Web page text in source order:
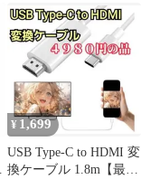
ーブル 4K対応
¥ 1,699
USB Type-C to HDMI 変
換ケーブル 1.8m【最先